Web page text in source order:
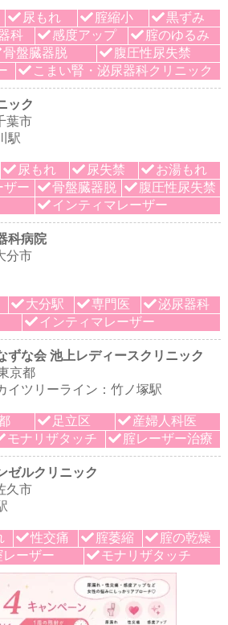
尿もれ 腟縮小
黒ずみ
科 感度アップ
腟のゆるみ
骨盤臓器脱
腹圧性尿失禁
こまい腎・泌尿器科クリニック
ック
葉市
駅
尿もれ 尿失禁
お湯もれ
ザー 骨盤臓器脱
腹圧性尿失禁
インティマレーザー
科病院
分市
大分駅 専門医
泌尿器科
インティマレーザー
ずな会 池上レディースクリニック
京都
イツリーライン：竹ノ塚駅
足立区
産婦人科医
モナリザタッチ 腟レーザー治療
ゼルクリニック
久市
性交痛 腟萎縮
腟の乾燥
レーザー モナリザタッチ